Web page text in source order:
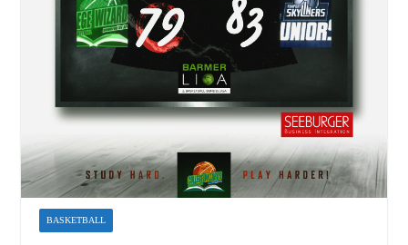
BASKETBALL